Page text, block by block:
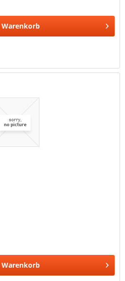
Warenkorb
Warenkorb